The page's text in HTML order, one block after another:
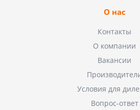
О нас
Контакты
О компании
Вакансии
Условия для
Вопрос-ответ